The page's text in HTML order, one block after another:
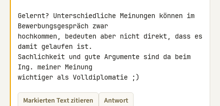
Gelernt? Unterschiedliche Meinungen können im
Bewerbungsgespräch zwar
hochkommen, bedeuten aber nicht direkt, dass es
damit gelaufen ist.
Sachlichkeit und gute Argumente sind da beim
Ing. meiner Meinung
wichtiger als Volldiplomatie ;)
Markierten Text zitieren Antwort